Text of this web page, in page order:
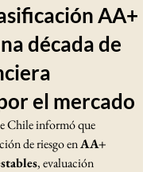
AA+
década de
el mercado
Chile informó que
de riesgo en AA+
, evaluación